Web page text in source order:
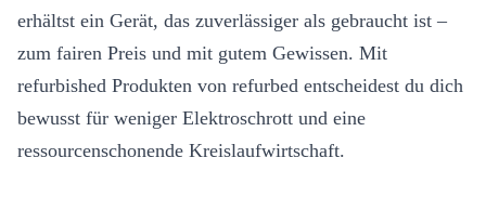
erhältst ein Gerät, das zuverlässiger als gebraucht ist –
zum fairen Preis und mit gutem Gewissen. Mit
refurbished Produkten von refurbed entscheidest du dich
bewusst für weniger Elektroschrott und eine
ressourcenschonende Kreislaufwirtschaft.